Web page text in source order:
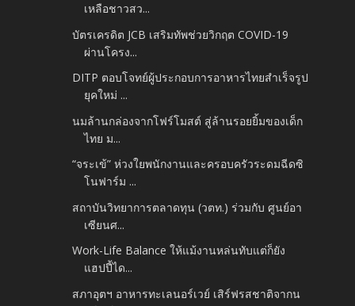
เหลือชาวสว...
บัตรเครดิต JCB เสริมทัพช่วยวิกฤต COVID-19
ผ่านโครง...
DITP ตอบโจทย์ผู้ประกอบการอาหารไทยสำเร็จรูป
ยุคใหม่ ...
นมล้านกล่องจากโฟร์โมสต์ สู่ล้านรอยยิ้มของเด็ก
ไทย ม...
“จระเข้” ห่วงใยพนักงานและครอบครัวระดมฉีดซิ
โนฟาร์ม ...
สถาบันวิทยาการตลาดทุน (วตท.) ร่วมกับ ศูนย์อา
เซียนศ...
Work-Life Balance ให้แม้งานหล่นทับแต่ก็ยัง
แฮปปี้ได...
สภาอุตฯ อาหารทะเลนอร์เวย์ เสิร์ฟรสชาติจากน